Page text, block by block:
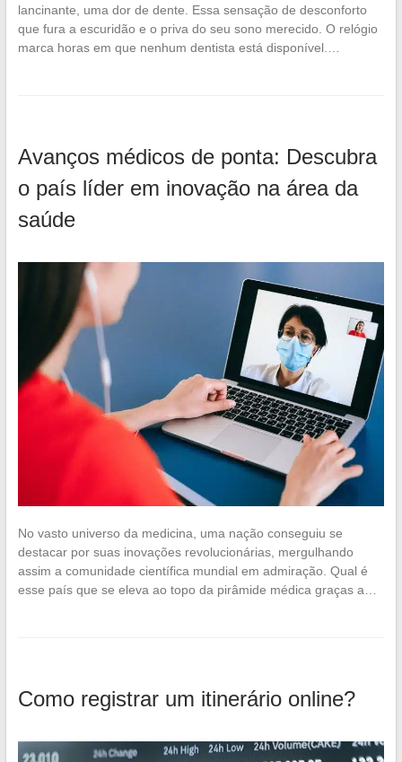
lancinante, uma dor de dente. Essa sensação de desconforto
que fura a escuridão e o priva do seu sono merecido. O relógio
marca horas em que nenhum dentista está disponível.…
Avanços médicos de ponta: Descubra
o país líder em inovação na área da
saúde
No vasto universo da medicina, uma nação conseguiu se
destacar por suas inovações revolucionárias, mergulhando
assim a comunidade científica mundial em admiração. Qual é
esse país que se eleva ao topo da pirâmide médica graças a…
Como registrar um itinerário online?